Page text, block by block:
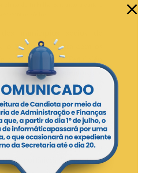
o “Mirada”, conta
Los Andes y Peñalolén
que são colaboradores e
nove municípios da
de Cerro Largo que são
indiretamente.
se estende até sexta-
e dentre as pautas, está a
daimportância das políticas